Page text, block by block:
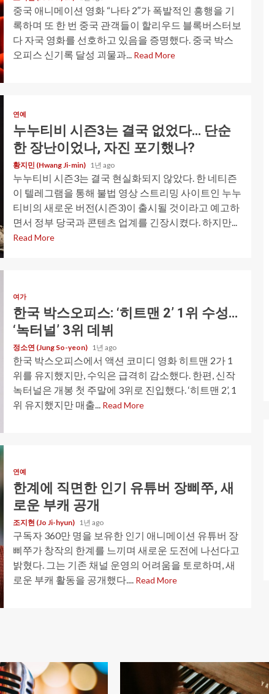
중국 애니메이션 영화 “나타 2″가 폭발적인 흥행을 기
록하며 또 한 번 중국 관객들이 할리우드 블록버스터보
다 자국 영화를 선호하고 있음을 증명했다. 중국 박스
오피스 신기록 달성 괴물과...
Read More
연예
누누티비 시즌3는 결국 없었다… 단순
한 장난이었나, 자진 포기했나?
황지민 (Hwang Ji-min) 1년 ago
누누티비 시즌3는 결국 현실화되지 않았다. 한 네티즌
이 텔레그램을 통해 불법 영상 스트리밍 사이트인 누누
티비의 새로운 버전(시즌3)이 출시될 것이라고 예고하
면서 정부 당국과 콘텐츠 업계를 긴장시켰다. 하지만...
Read More
여가
한국 박스오피스: ‘히트맨 2’ 1위 수성…
‘녹터널’ 3위 데뷔
정소연 (Jung So-yeon) 1년 ago
한국 박스오피스에서 액션 코미디 영화 히트맨 2가 1
위를 유지했지만, 수익은 급격히 감소했다. 한편, 신작
녹터널은 개봉 첫 주말에 3위로 진입했다. ‘히트맨 2’, 1
위 유지했지만 매출...
Read More
연예
한계에 직면한 인기 유튜버 장삐쭈, 새
로운 부캐 공개
조지현 (Jo Ji-hyun) 1년 ago
구독자 360만 명을 보유한 인기 애니메이션 유튜버 장
삐쭈가 창작의 한계를 느끼며 새로운 도전에 나선다고
밝혔다. 그는 기존 채널 운영의 어려움을 토로하며, 새
로운 부캐 활동을 공개했다....
Read More